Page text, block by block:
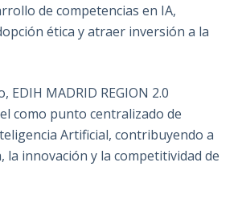
de competencias en IA,
ética y atraer inversión a la
EDIH MADRID REGION 2.0
como punto centralizado de
Artificial, contribuyendo a
la innovación y la competitividad de